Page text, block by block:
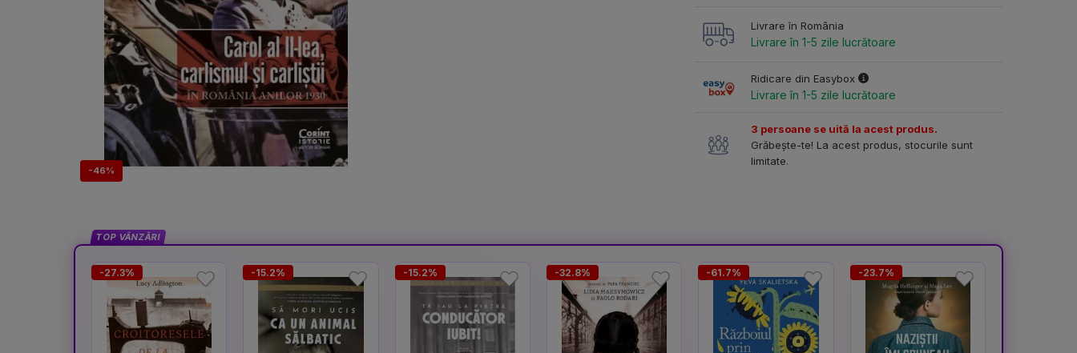
-46%
Livrare în România
Livrare în 1-5 zile lucrătoare
Ridicare din Easybox
Livrare în 1-5 zile lucrătoare
3 persoane se uită la acest produs.
Grăbește-te! La acest produs, stocurile sunt
limitate.
TOP VÂNZĂRI
-27.3% -15.2% -15.2% -32.8% -61.7% -23.7%